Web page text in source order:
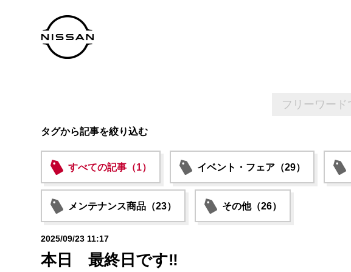
タグから記事を絞り込む
すべての記事（1） イベント・フェア（29）
メンテナンス商品（23） その他（26）
2025/09/23 11:17
本日 最終日です‼️